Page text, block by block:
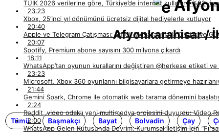
TÜİK 2026 verilerine göre, Türkiye’de internet kullanımı %92’yi
23:23
Xbox, 25’inci yıl dönümünü ücretsiz dijital hediyelerle kutluyor
20:40
Apple ve Telegram Çatışması: Şifreli Mesajlaşmada Gizlilik ve
20:07
Spotify, Premium abone sayısını 300 milyona çıkardı
18:11
WhatsApp’tan oyunun kurallarını değiştiren @herkese etiketi
23:23
Microsoft, Xbox 360 oyunlarını bilgisayarlara getirmeye
21:44
Gemini Spark, Chrome ile otomatik web tarama dönemini
2:24
Reddit, video odaklı yeni multimedya projesini duyurdu: Video
2:00
WhatsApp Gelen Kutusunda Devrim: Kurumsal İletişim İçin
Afyonkarahisar /
Tümü Başmakçı Bayat Bolvadin Çay